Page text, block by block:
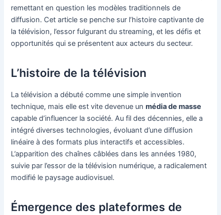
remettant en question les modèles traditionnels de
diffusion. Cet article se penche sur l’histoire captivante de
la télévision, l’essor fulgurant du streaming, et les défis et
opportunités qui se présentent aux acteurs du secteur.
L’histoire de la télévision
La télévision a débuté comme une simple invention
technique, mais elle est vite devenue unmédia de masse
capable d’influencer la société. Au fil des décennies, elle a
intégré diverses technologies, évoluant d’une diffusion
linéaire à des formats plus interactifs et accessibles.
L’apparition des chaînes câblées dans les années 1980,
suivie par l’essor de la télévision numérique, a radicalement
modifié le paysage audiovisuel.
Émergence des plateformes de